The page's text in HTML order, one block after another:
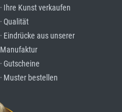
· Ihre Kunst verkaufen
· Qualität
· Eindrücke aus unserer
Manufaktur
· Gutscheine
· Muster bestellen